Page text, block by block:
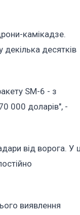
камікадзе.
десятків
SM-6 - з
000 доларів", -
від ворога. У
виявлення